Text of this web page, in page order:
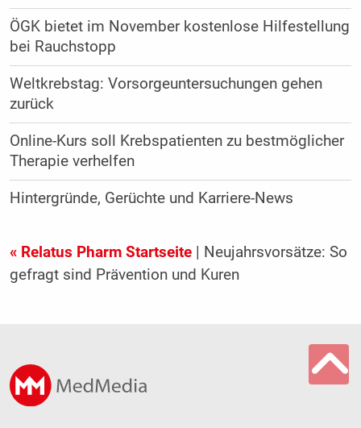
ÖGK bietet im November kostenlose Hilfestellung
bei Rauchstopp
Weltkrebstag: Vorsorgeuntersuchungen gehen
zurück
Online-Kurs soll Krebspatienten zu bestmöglicher
Therapie verhelfen
Hintergründe, Gerüchte und Karriere-News
« Relatus Pharm Startseite| Neujahrsvorsätze: So
gefragt sind Prävention und Kuren